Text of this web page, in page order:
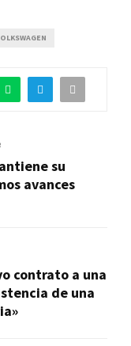
su
avances
contrato a una
de una